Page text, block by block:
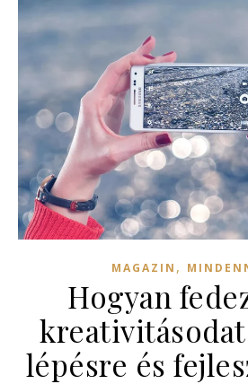
MAGAZIN ,
Hogyan
lépésre és